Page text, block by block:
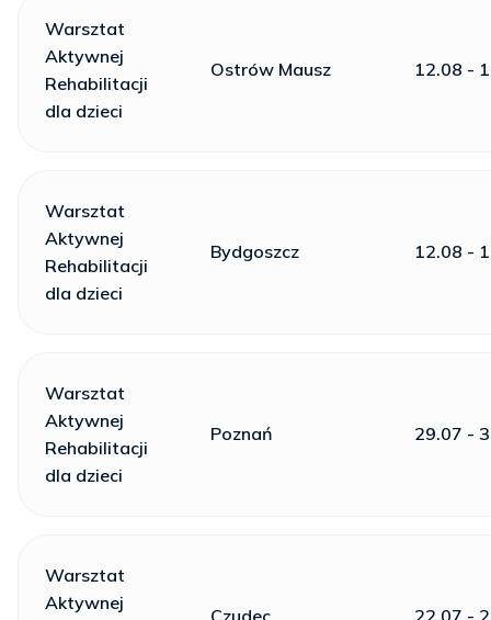
Warsztat
Aktywnej
Rehabilitacji
dla dzieci
Ostrów Mausz 12.08 -
Warsztat
Aktywnej
Rehabilitacji
dla dzieci
Bydgoszcz 12.08 -
Warsztat
Aktywnej
Rehabilitacji
dla dzieci
Poznań 29.07 -
Warsztat
Aktywnej
Czudec 22.07 -